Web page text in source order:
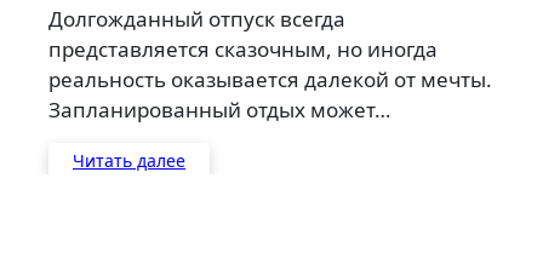
Долгожданный отпуск всегда
представляется сказочным, но иногда
реальность оказывается далекой от мечты.
Запланированный отдых может…
Читать далее